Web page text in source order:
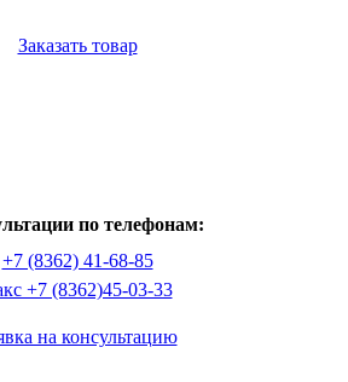
Заказать товар
по телефонам:
+7 (8362) 41-68-85
+7 (8362)45-03-33
на консультацию